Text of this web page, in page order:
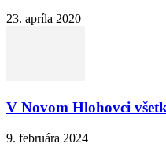
23. apríla 2020
V Novom Hlohovci
9. februára 2024